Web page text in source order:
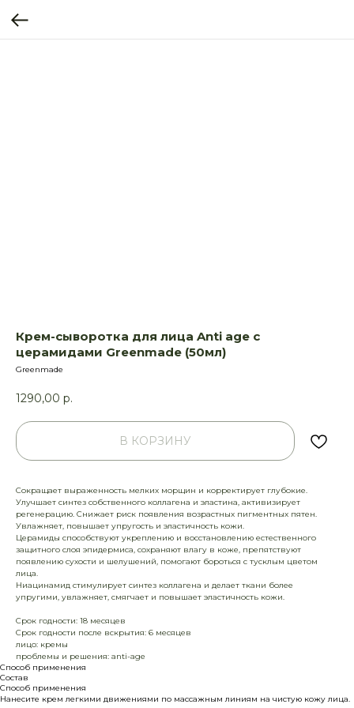
Крем-сыворотка для лица Anti age с
церамидами Greenmade (50мл)
Greenmade
1290,00 р.
В КОРЗИНУ
Сокращает выраженность мелких морщин и корректирует глубокие.
Улучшает синтез собственного коллагена и эластина, активизирует
регенерацию. Снижает риск появления возрастных пигментных пятен.
Увлажняет, повышает упругость и эластичность кожи.
Церамиды способствуют укреплению и восстановлению естественного
защитного слоя эпидермиса, сохраняют влагу в коже, препятствуют
появлению сухости и шелушений, помогают бороться с тусклым цветом
лица.
Ниацинамид стимулирует синтез коллагена и делает ткани более
упругими, увлажняет, смягчает и повышает эластичность кожи.
Срок годности: 18 месяцев
Срок годности после вскрытия: 6 месяцев
лицо: кремы
проблемы и решения: anti-age
Способ применения
Состав
Способ применения
Нанесите крем легкими движениями по массажным линиям на чистую кожу лица.